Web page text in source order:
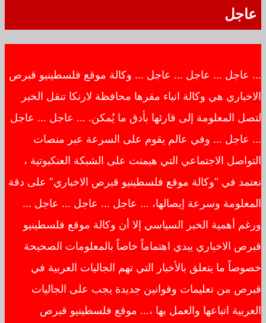
عاجل
… عاجل … عاجل … عاجل … وكالة موقع فلسطينيو قبرص
الاخباري هي وكالة انباء مقرها محافظة لارنكا تنقل الخبر
لتصل المعلومة إلى قارئها بأدق ما يُمكن. … عاجل … عاجل
… عاجل … وفي عالم يقوم على السرعة عبر منصات
التواصل الاجتماعي التي هيمنت على الشبكة العنكبوتية ،
نعتمد في “وكالة موقع فلسطينيو قبرص الاخباري” على دقة
المعلومة وسرعة إيصالها، … عاجل … عاجل … عاجل …
ورغم أهمية الخبر السياسي إلا أن وكالة موقع فلسطينيو
قبرص الاخباري يبدي اهتماماً خاصاً بالمعلومات الصحيحة
خصوصاً ما يتعلق بالأخبار التي تهم الجاليات العربية في
قبرص من تعليمات وقوانين جديدة يجب على الجاليات
العربية اتباعها والعمل بها ،… موقع فلسطينيو قبرص